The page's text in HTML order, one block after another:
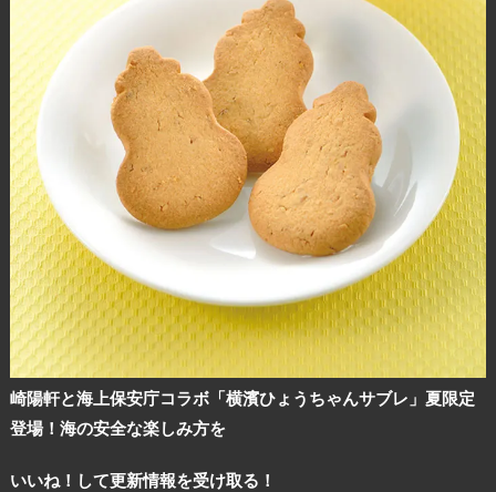
崎陽軒と海上保安庁コラボ「横濱ひょうちゃんサブレ」夏限定
登場！海の安全な楽しみ方を
いいね！して更新情報を受け取る！